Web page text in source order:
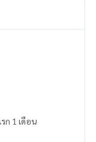
ก 1 เดือน